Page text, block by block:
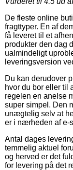
De fleste online
fragttyper. En af
få leveret til et
produkter den dag
ualmindeligt
leveringsversion
Du kan derudover
hvor du bor eller til
regelen en anelse
super simpel. Den
unægtelig selv at
er i nærheden af e-
Antal dages
temmelig aktuel
og herved er det
for levering på det